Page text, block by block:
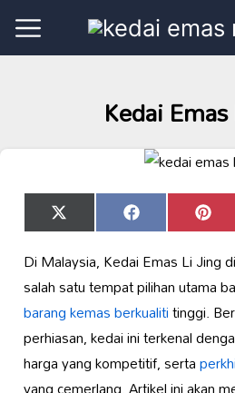
Kedai
Share
on
X
(Twitter)
Share
on
Facebook Share
on
Di Malaysia, Kedai Emas Li Jing
salah satu tempat pilihan utama
barang kemas berkualititinggi.
perhiasan, kedai ini terkenal
harga yang kompetitif, serta